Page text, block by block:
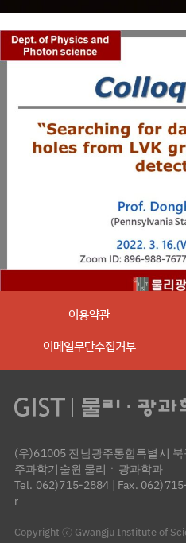
이용약관
이메일무단수집거부
(우)61005 전남광주통합특별시
주과학기술원 물리ㆍ광과학과
Tel. 062)715-2884 | Fax.
r
Copyright ⓒ Gwangju Institute of